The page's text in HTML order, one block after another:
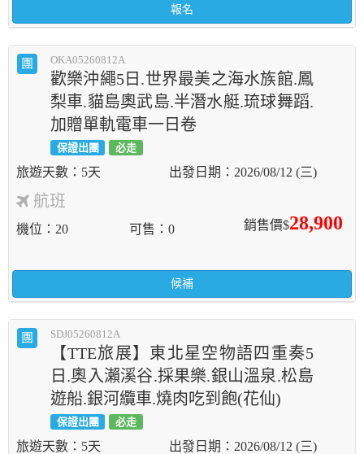
報名
團 OKA05260812A
歡樂沖繩5日.世界最美之海水族館.鳳
梨車.貓島奧武島.半潛水艇.琉球舞蹈.
加贈單軌電車一日卷
保證出團 必走
5天 2026/08/12 (三)
航班
銷售價$28,900
機位 20 可售 0
候補
團 SDJ05260812A
【TTE旅展】東北星空物語四重奏5
日.奧入瀨溪谷.採果樂.銀山溫泉.松島
遊船.銀河纜車.燒肉吃到飽(花仙)
保證出團 必走
5天 2026/08/12 (三)